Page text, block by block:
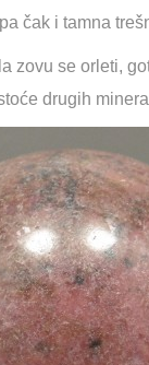
čak i tamna
zovu se orleti,
drugih